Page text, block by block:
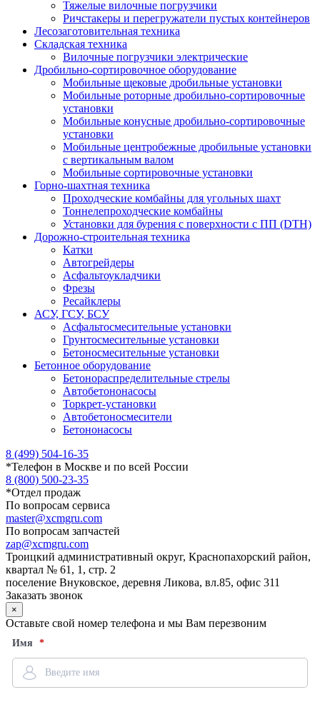
Тяжелые вилочные погрузчики
Ричстакеры и перегружатели пустых контейнеров
Лесозаготовительная техника
Складская техника
Вилочные погрузчики электрические
Дробильно-сортировочное оборудование
Мобильные щековые дробильные установки
Мобильные роторные дробильно-сортировочные
установки
Мобильные конусные дробильно-сортировочные
установки
Мобильные центробежные дробильные установки
с вертикальным валом
Мобильные сортировочные установки
Горно-шахтная техника
Проходческие комбайны для угольных шахт
Тоннелепроходческие комбайны
Установки для бурения с поверхности с ПП (DTH)
Дорожно-строительная техника
Катки
Автогрейдеры
Асфальтоукладчики
Фрезы
Ресайклеры
АСУ, ГСУ, БСУ
Асфальтосмесительные установки
Грунтосмесительные установки
Бетоносмесительные установки
Бетонное оборудование
Бетонораспределительные стрелы
Автобетононасосы
Торкрет-установки
Автобетоносмесители
Бетононасосы
8 (499) 504-16-35
*Телефон в Москве и по всей России
8 (800) 500-23-35
*Отдел продаж
По вопросам сервиса
master@xcmgru.com
По вопросам запчастей
zap@xcmgru.com
Троицкий административный округ, Краснопахорский район,
квартал № 61, 1, стр. 2
поселение Внуковское, деревня Ликова, вл.85, офис 311
Заказать звонок
×
Оставьте свой номер телефона и мы Вам перезвоним
Имя